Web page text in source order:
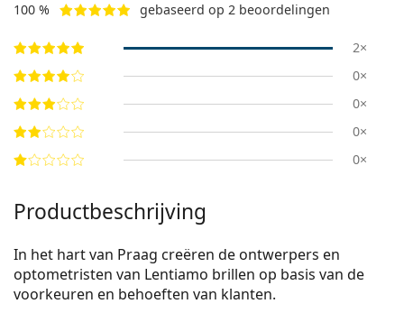
100 % gebaseerd op 2 beoordelingen
2×
0×
0×
0×
0×
Productbeschrijving
In het hart van Praag creëren de ontwerpers en
optometristen van Lentiamo brillen op basis van de
voorkeuren en behoeften van klanten.